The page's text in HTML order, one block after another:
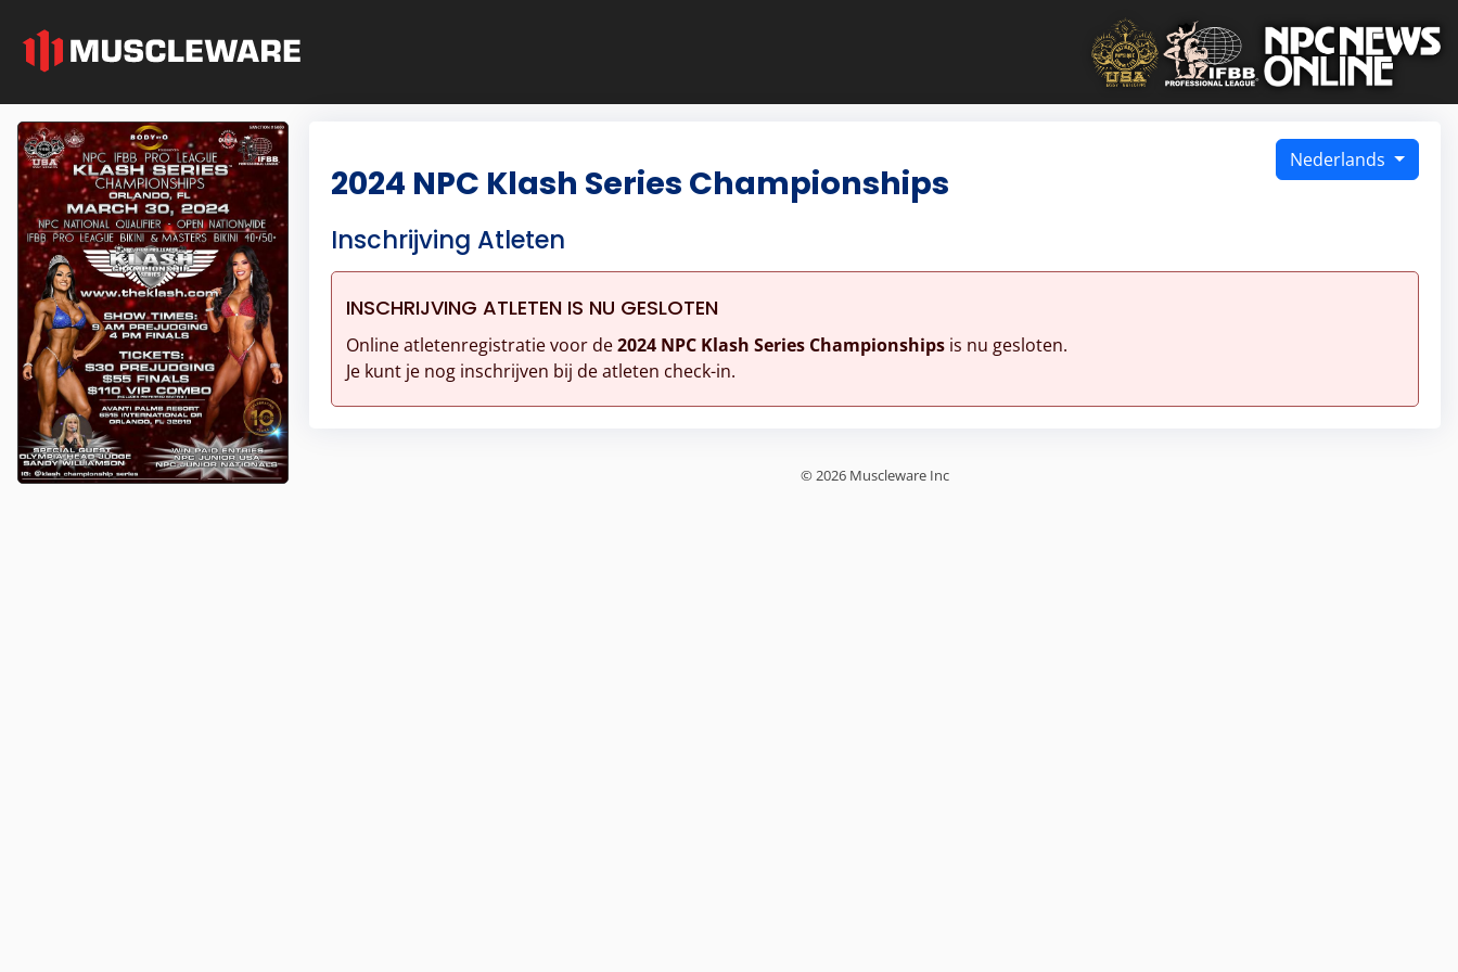
Nederlands
2024 NPC Klash Series Championships
Inschrijving Atleten
INSCHRIJVING ATLETEN IS NU GESLOTEN
Online atletenregistratie voor de2024 NPC Klash Series Championshipsis nu gesloten.
Je kunt je nog inschrijven bij de atleten check-in.
© 2026 Muscleware Inc